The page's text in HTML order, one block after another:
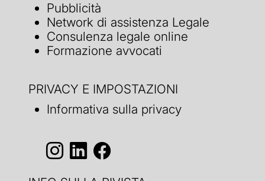
Pubblicità
Network di assistenza Legale
Consulenza legale online
Formazione avvocati
PRIVACY E IMPOSTAZIONI
Informativa sulla privacy